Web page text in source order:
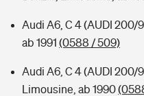
Audi A6, C 4 (AUDI 200/
ab 1991 (0588 / 509)
Audi A6, C 4 (AUDI 200/
Limousine, ab 1990